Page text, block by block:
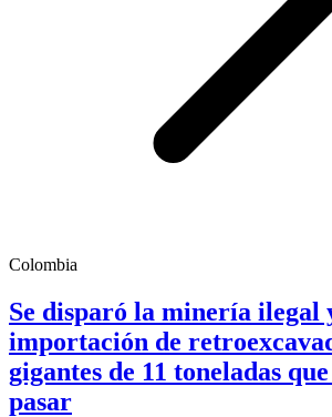
Colombia
Se disparó la minería ilegal
importación de
gigantes de 11 toneladas
pasar